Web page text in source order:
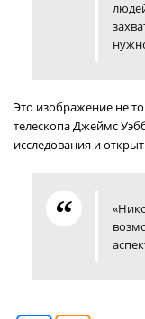
Это изображение не
телескопа Джеймс
исследования и